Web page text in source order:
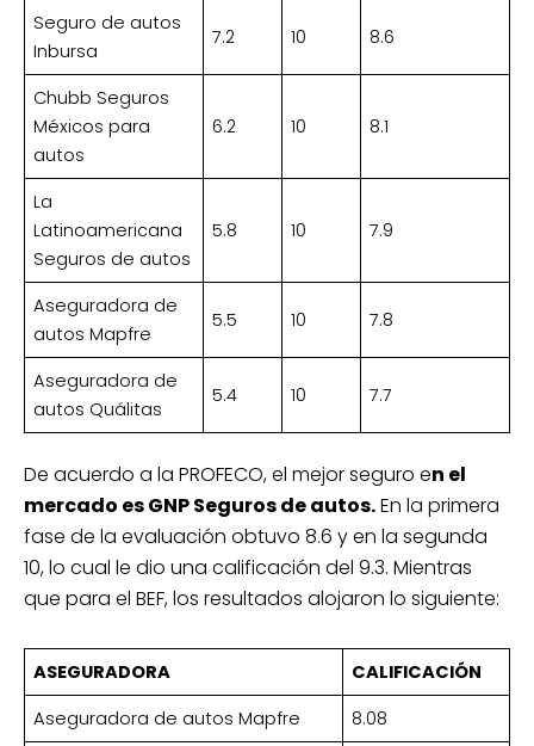
Seguro de autos
Inbursa
7.2 10 8.6
Chubb Seguros
Méxicos para
autos
6.2 10 8.1
La
Latinoamericana
Seguros de autos
5.8 10 7.9
Aseguradora de
autos Mapfre
5.5 10 7.8
Aseguradora de
autos Quálitas
5.4 10 7.7
De acuerdo a la PROFECO, el mejor seguro en el
mercado es GNP Seguros de autos.En la primera
fase de la evaluación obtuvo 8.6 y en la segunda
10, lo cual le dio una calificación del 9.3. Mientras
que para el BEF, los resultados alojaron lo siguiente:
ASEGURADORA
CALIFICACIÓN
Aseguradora de autos Mapfre
8.08